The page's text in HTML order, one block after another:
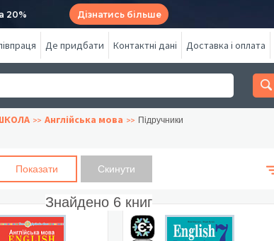
20% Дізнатись більше
Де придбати Контактні дані Доставка і оплата
Англійська мова Підручники
Показати
Знайдено 6 книг